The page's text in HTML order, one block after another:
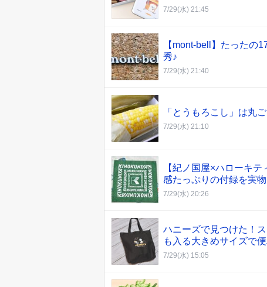
7/29(水) 21:45
【mont-bell】たったの
秀♪
7/29(水) 21:40
「とうもろこし」は丸
7/29(水) 21:10
【紀ノ国屋×ハローキ
感たっぷりの付録を実
7/29(水) 20:26
ハニーズで見つけた！
も入る大きめサイズで
7/29(水) 15:05